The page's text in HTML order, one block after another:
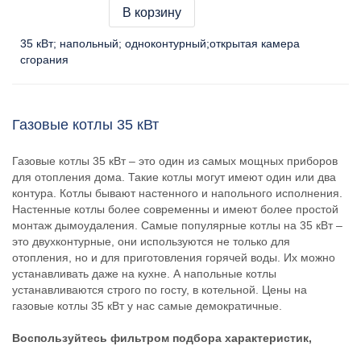
В корзину
35 кВт напольный одноконтурный открытая камера
сгорания
Газовые котлы 35 кВт
Газовые котлы 35 кВт – это один из самых мощных приборов
для отопления дома. Такие котлы могут имеют один или два
контура. Котлы бывают настенного и напольного исполнения.
Настенные котлы более современны и имеют более простой
монтаж дымоудаления. Самые популярные котлы на 35 кВт –
это двухконтурные, они используются не только для
отопления, но и для приготовления горячей воды. Их можно
устанавливать даже на кухне. А напольные котлы
устанавливаются строго по госту, в котельной. Цены на
газовые котлы 35 кВт у нас самые демократичные.
Воспользуйтесь фильтром подбора характеристик,